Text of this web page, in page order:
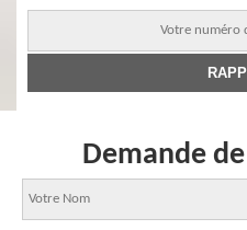
Demande